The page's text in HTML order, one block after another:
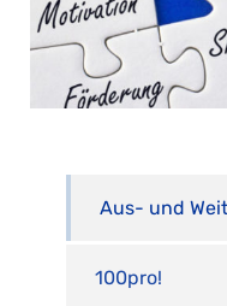
Aus- und
100pro!